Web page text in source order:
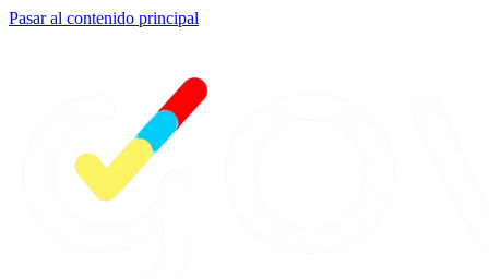
Pasar al contenido principal